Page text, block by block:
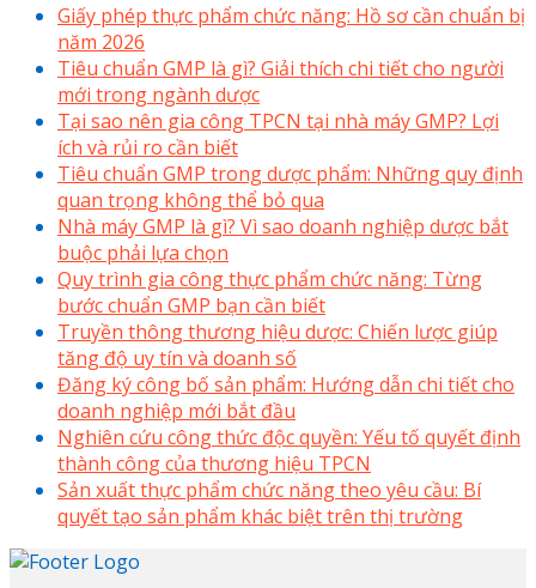
Giấy phép thực phẩm chức năng: Hồ sơ cần chuẩn bị
năm 2026
Tiêu chuẩn GMP là gì? Giải thích chi tiết cho người
mới trong ngành dược
Tại sao nên gia công TPCN tại nhà máy GMP? Lợi
ích và rủi ro cần biết
Tiêu chuẩn GMP trong dược phẩm: Những quy định
quan trọng không thể bỏ qua
Nhà máy GMP là gì? Vì sao doanh nghiệp dược bắt
buộc phải lựa chọn
Quy trình gia công thực phẩm chức năng: Từng
bước chuẩn GMP bạn cần biết
Truyền thông thương hiệu dược: Chiến lược giúp
tăng độ uy tín và doanh số
Đăng ký công bố sản phẩm: Hướng dẫn chi tiết cho
doanh nghiệp mới bắt đầu
Nghiên cứu công thức độc quyền: Yếu tố quyết định
thành công của thương hiệu TPCN
Sản xuất thực phẩm chức năng theo yêu cầu: Bí
quyết tạo sản phẩm khác biệt trên thị trường